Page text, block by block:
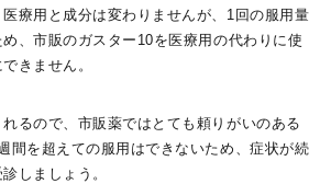
療用と成分は変わりませんが、1回の服用量
、市販のガスター10を医療用の代わりに使
きません。
るので、市販薬ではとても頼りがいのある
間を超えての服用はできないため、症状が続
しましょう。